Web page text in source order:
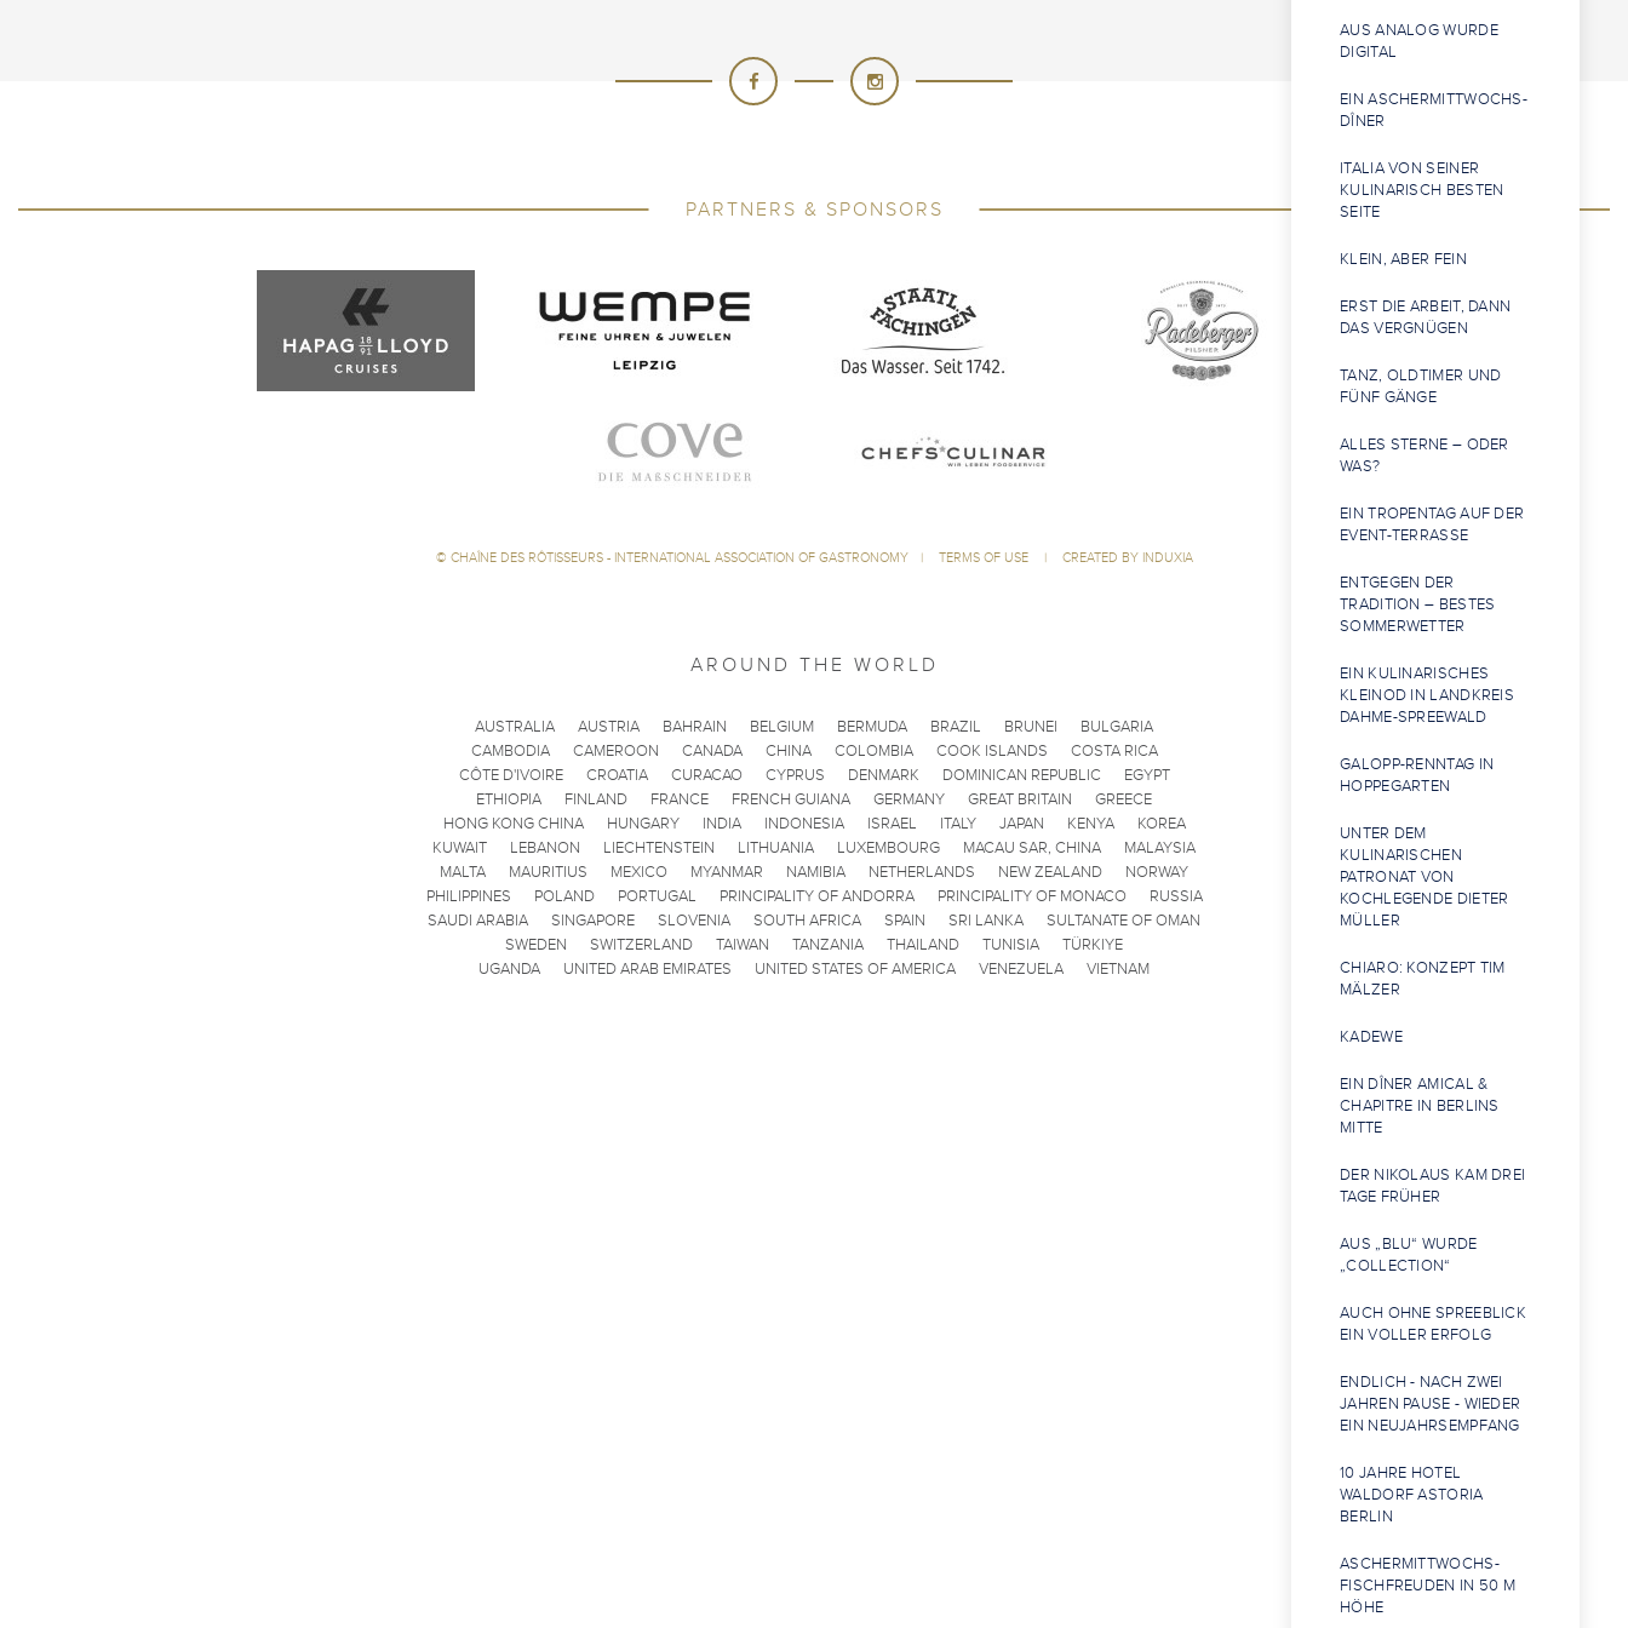
AUS ANALOG WURDE
DIGITAL
EIN ASCHERMITTWOCHS-
DÎNER
ITALIA VON SEINER
KULINARISCH BESTEN
SEITE
KLEIN, ABER FEIN
ERST DIE ARBEIT, DANN
DAS VERGNÜGEN
TANZ, OLDTIMER UND
FÜNF GÄNGE
ALLES STERNE – ODER
WAS?
EIN TROPENTAG AUF DER
EVENT-TERRASSE
ENTGEGEN DER
TRADITION – BESTES
SOMMERWETTER
EIN KULINARISCHES
KLEINOD IN LANDKREIS
DAHME-SPREEWALD
GALOPP-RENNTAG IN
HOPPEGARTEN
UNTER DEM
KULINARISCHEN
PATRONAT VON
KOCHLEGENDE DIETER
MÜLLER
CHIARO: KONZEPT TIM
MÄLZER
KADEWE
EIN DÎNER AMICAL &
CHAPITRE IN BERLINS
MITTE
DER NIKOLAUS KAM DREI
TAGE FRÜHER
AUS „BLU“ WURDE
„COLLECTION“
AUCH OHNE SPREEBLICK
EIN VOLLER ERFOLG
ENDLICH - NACH ZWEI
JAHREN PAUSE - WIEDER
EIN NEUJAHRSEMPFANG
10 JAHRE HOTEL
WALDORF ASTORIA
BERLIN
ASCHERMITTWOCHS-
FISCHFREUDEN IN 50 M
HÖHE
PARTNERS & SPONSORS
© CHAÎNE DES RÔTISSEURS - INTERNATIONAL ASSOCIATION OF GASTRONOMY | TERMS OF USE | CREATED BY INDUXIA
AROUND THE WORLD
AUSTRALIA AUSTRIA BAHRAIN BELGIUM BERMUDA BRAZIL BRUNEI
BULGARIA
CAMBODIA
CAMEROON CANADA CHINA COLOMBIA COOK ISLANDS
COSTA RICA
CÔTE D'IVOIRE
CROATIA CURACAO CYPRUS DENMARK DOMINICAN REPUBLIC
EGYPT
ETHIOPIA
FINLAND FRANCE FRENCH GUIANA GERMANY GREAT BRITAIN
GREECE
HONG KONG CHINA
HUNGARY INDIA INDONESIA ISRAEL ITALY JAPAN KENYA
KOREA
KUWAIT
LEBANON LIECHTENSTEIN LITHUANIA LUXEMBOURG MACAU SAR, CHINA
MALAYSIA
MALTA
MAURITIUS MEXICO MYANMAR NAMIBIA NETHERLANDS NEW ZEALAND
NORWAY
PHILIPPINES
POLAND PORTUGAL PRINCIPALITY OF ANDORRA PRINCIPALITY OF MONACO
RUSSIA
SAUDI ARABIA
SINGAPORE SLOVENIA SOUTH AFRICA SPAIN SRI LANKA
SULTANATE OF OMAN
SWEDEN
SWITZERLAND TAIWAN TANZANIA THAILAND TUNISIA
TÜRKIYE
UGANDA
UNITED ARAB EMIRATES UNITED STATES OF AMERICA VENEZUELA VIETNAM